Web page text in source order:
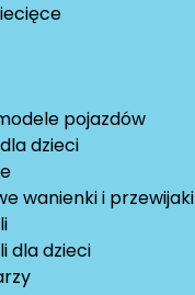
pojazdów
dzieci
wanienki i przewijaki
dla dzieci